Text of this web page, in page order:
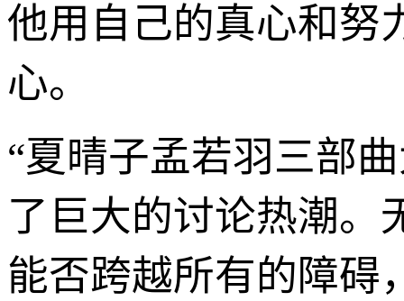
他用自己的真心和努
心。
“夏晴子孟若羽三部
了巨大的讨论热潮。
能否跨越所有的障碍